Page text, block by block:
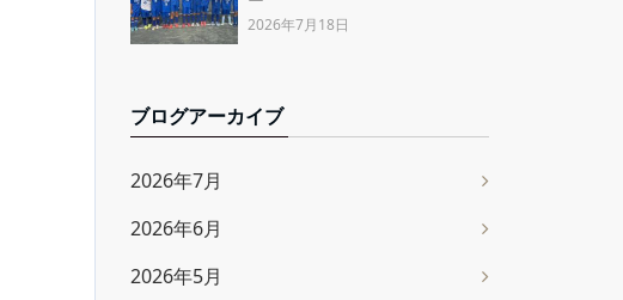
2026年7月18日
ブログアーカイブ
2026年7月
2026年6月
2026年5月